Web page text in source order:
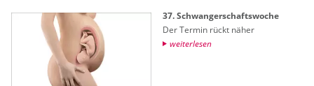
37. Schwan­ger­schafts­wo­che
Der Ter­min rückt näher
wei­ter­le­sen